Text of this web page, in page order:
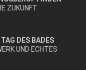
ZUKUNFT
DES BADES
UND ECHTES